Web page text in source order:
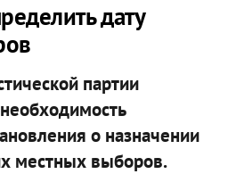
дату
партии
о назначении
местных выборов.